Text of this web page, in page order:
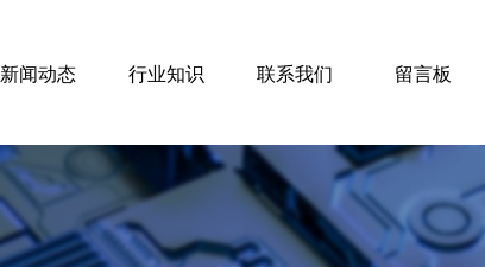
新闻动态 行业知识 联系我们 留言板